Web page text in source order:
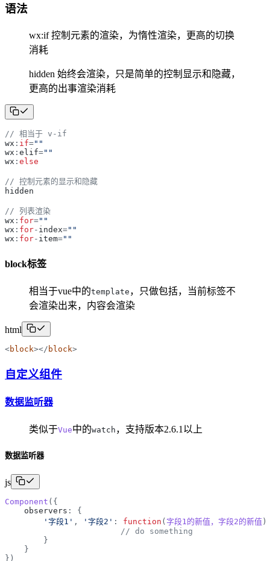
语法
wx:if 控制元素的渲染，为惰性渲染，更高的切换
消耗
hidden 始终会渲染，只是简单的控制显示和隐藏，
更高的出事渲染消耗
// 相当于 v-if
wx : if=" "
wx : elif=" "
wx : else
// 控制元素的显示和隐藏
hidden
// 列表渲染
wx : for=" "
wx : for- index=" "
wx : for- item=" "
block标签
相当于vue中的template ，只做包括，当前标签不
会渲染出来，内容会渲染
html
<block></ block>
自定义组件
数据监听器
类似于Vue中的watch ，支持版本2.6.1以上
数据监听器
js
Component ( {
observers :
{
' 字段1 ' , ' 字段2 ' : function ( 字段1的新值，字段2的新值 )
// do something
}
}
} )